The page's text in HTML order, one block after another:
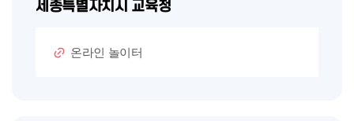
세종특별자치시 교육청
온라인 놀이터